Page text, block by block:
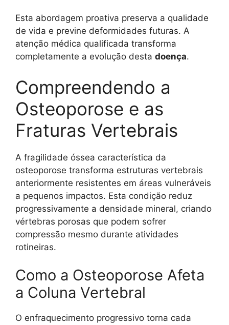
Esta abordagem proativa preserva a qualidade
de vida e previne deformidades futuras. A
atenção médica qualificada transforma
completamente a evolução desta doença.
Compreendendo a
Osteoporose e as
Fraturas Vertebrais
A fragilidade óssea característica da
osteoporose transforma estruturas vertebrais
anteriormente resistentes em áreas vulneráveis
a pequenos impactos. Esta condição reduz
progressivamente a densidade mineral, criando
vértebras porosas que podem sofrer
compressão mesmo durante atividades
rotineiras.
Como a Osteoporose Afeta
a Coluna Vertebral
O enfraquecimento progressivo torna cada